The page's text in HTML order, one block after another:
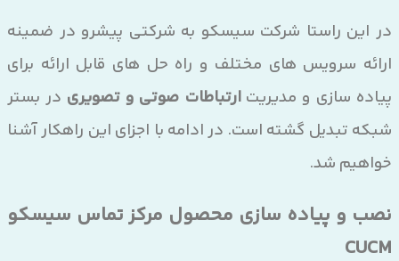
در این راستا شرکت سیسکو به شرکتی پیشرو در ضمینه
ارائه سرویس های مختلف و راه حل های قابل ارائه برای
پیاده سازی و مدیریتارتباطات صوتی و تصویری در بستر
شبکه تبدیل گشته است. در ادامه با اجزای این راهکار آشنا
خواهیم شد.
نصب و پیاده سازی محصول مرکز تماس سیسکو
CUCM